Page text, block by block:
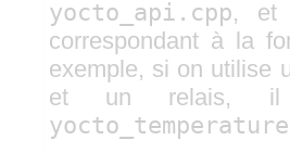
yocto_api.cpp, et
correspondant à la
exemple, si on utilise
et un relais,